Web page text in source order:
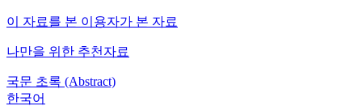
이 자료를 본 이용자가 본 자료
나만을 위한 추천자료
국문 초록 (Abstract)
한국어